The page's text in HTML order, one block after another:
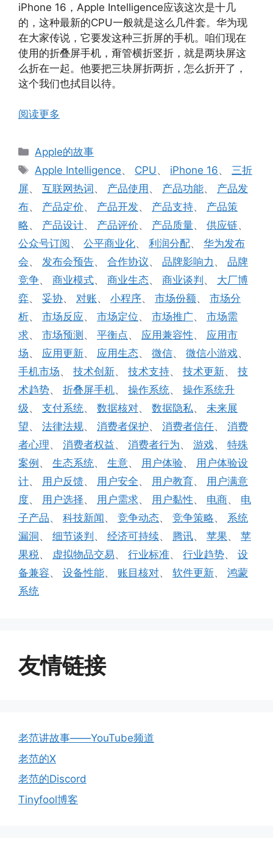
iPhone 16，Apple Intelligence应该这次是十几
的，这种最新的CPU一般就是这么几件套。华为现
在大家传说，它要发这种三折屏的手机。咱们现在
使用的折叠屏手机，甭管横折竖折，就是两块屏这
么折在一起。他要把三块屏折两折，怎么折开了，
这个我们也拭目以待。
阅读更多
分
类
Apple的故事
标
签
Apple Intelligence、 CPU、 iPhone 16、三折
屏、 互联网热词 、 产品使用 、 产品功能、 产品发
布、 产品定价、 产品开发、 产品支持、 产品策
略、 产品设计、 产品评价、 产品质量、 供应链、
公众号订阅、 公平商业化、 利润分配、 华为发布
会、 发布会预告、 合作协议 、 品牌影响力 、 品牌
竞争、 商业模式、 商业生态、 商业谈判 、 大厂博
弈、 妥协、 对账、 小程序、 市场份额、 市场分
析、 市场反应、 市场定位、 市场推广、 市场需
求、 市场预测 、 平衡点、 应用兼容性、 应用市
场、 应用更新、 应用生态、 微信、 微信小游戏、
手机市场、 技术创新、 技术支持、 技术更新、 技
术趋势、 折叠屏手机、 操作系统、 操作系统升
级、 支付系统、 数据核对、 数据隐私、 未来展
望、 法律法规、 消费者保护、 消费者信任、 消费
者心理、 消费者权益、 消费者行为、 游戏、 特殊
案例 、 生态系统、 生意、 用户体验、 用户体验设
计、 用户反馈、 用户安全、 用户教育、 用户满意
度、 用户选择、 用户需求、 用户黏性、 电商、 电
子产品、 科技新闻、 竞争动态、 竞争策略、 系统
漏洞 、 细节谈判 、 经济可持续、 腾讯、 苹果、 苹
果税、 虚拟物品交易、 行业标准、 行业趋势、 设
备兼容、 设备性能、 账目核对、 软件更新、 鸿蒙
系统
友情链接
老范讲故事——YouTube频道
老范的X
老范的Discord
Tinyfool博客